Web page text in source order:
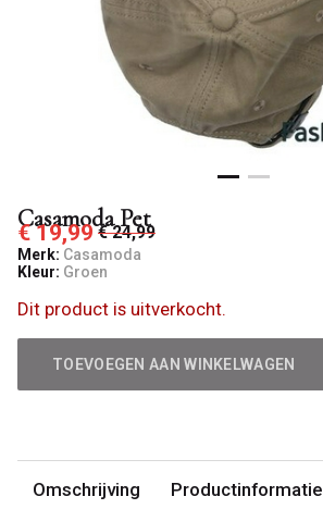
Casamoda Pet
€ 19,99 € 24,99
Merk: Casamoda
Kleur: Groen
Dit product is uitverkocht.
TOEVOEGEN AAN WINKELWAGEN
Omschrijving Productinformatie